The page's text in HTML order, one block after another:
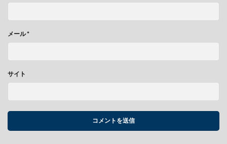
メール*
サイト